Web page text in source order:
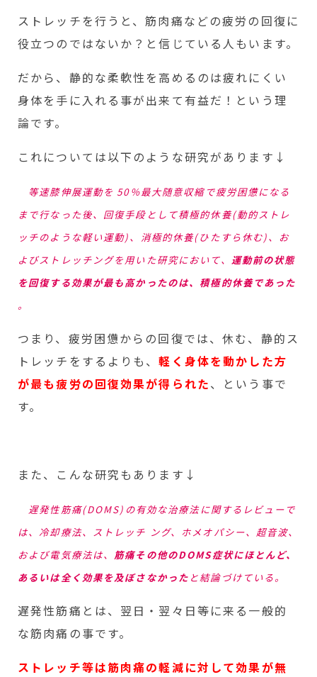
ストレッチを行うと、筋肉痛などの疲労の回復に
役立つのではないか？と信じている人もいます。
だから、静的な柔軟性を高めるのは疲れにくい
身体を手に入れる事が出来て有益だ！という理
論です。
これについては以下のような研究があります↓
等速膝伸展運動を 50％最大随意収縮で疲労困憊になる
まで行なった後、回復手段として積極的休養(動的ストレ
ッチのような軽い運動)、消極的休養(ひたすら休む)、お
よびストレッチングを用いた研究において、 運動前の状態
を回復する効果が最も高かったのは、積極的休養であった
。
つまり、疲労困憊からの回復では、休む、静的ス
トレッチをするよりも、軽く身体を動かした方
が最も疲労の回復効果が得られた、という事で
す。
また、こんな研究もあります↓
遅発性筋痛(DOMS)の有効な治療法に関するレビューで
は、冷却療法、ストレッチ ング、ホメオパシー、超音波、
および電気療法は、 筋痛その他のDOMS症状にほとんど、
あるいは全く効果を及ぼさなかった と結論づけている。
遅発性筋痛とは、翌日・翌々日等に来る一般的
な筋肉痛の事です。
ストレッチ等は筋肉痛の軽減に対して効果が無